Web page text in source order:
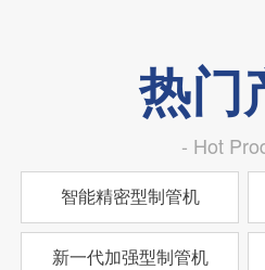
热门
- Hot
智能精密型制管机
新一代加强型制管机